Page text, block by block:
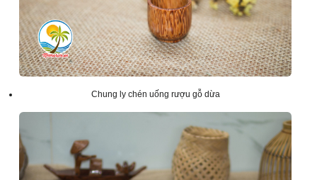
Chung ly chén uống rượu gỗ dừa